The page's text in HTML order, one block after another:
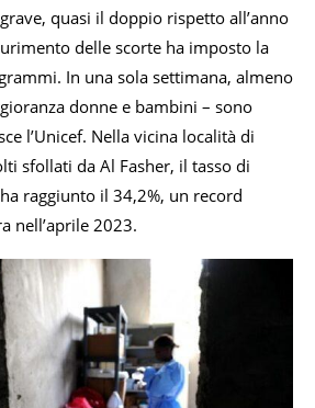
quasi il doppio rispetto all’anno
delle scorte ha imposto la
In una sola settimana, almeno
donne e bambini – sono
l’Unicef. Nella vicina località di
sfollati da Al Fasher, il tasso di
raggiunto il 34,2%, un record
nell’aprile 2023.